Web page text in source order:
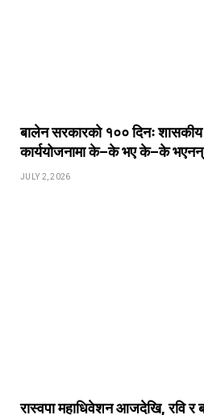
बालेन सरकारको १०० दिनः
कार्ययोजनामा के–के भए के–के
JULY 2, 2026
रास्वपा महाधिवेशन आजदेखि, रवि र